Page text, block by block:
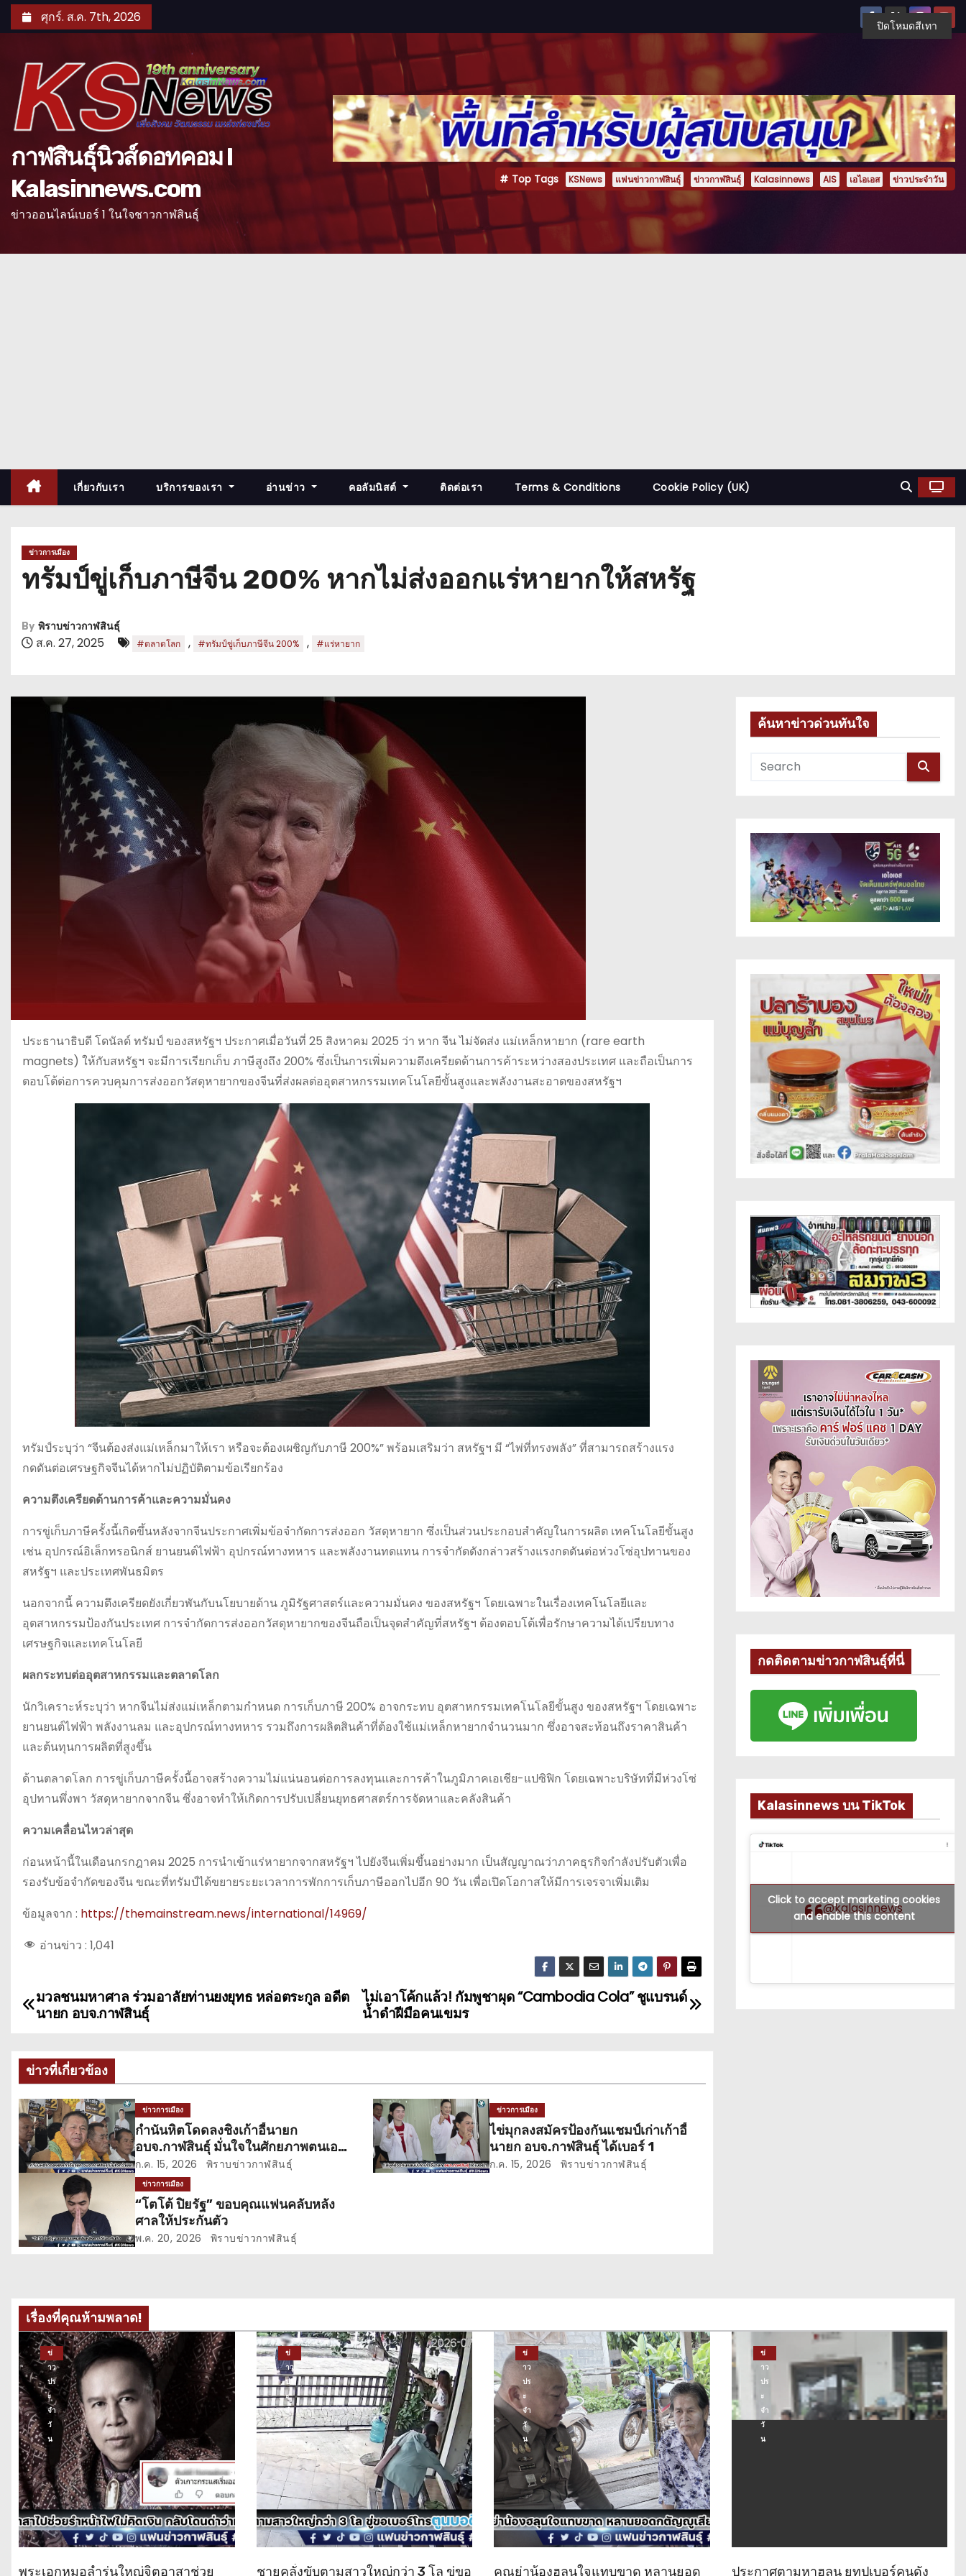
k
t
ศุกร์. ส.ค. 7th, 2026
กาฬสินธุ์นิวส์ดอทคอม l
Kalasinnews.com
ข่าวออนไลน์เบอร์ 1 ในใจชาวกาฬสินธุ์
Top Tags KSNews แฟนข่าวกาฬสินธุ์ ข่าวกาฬสินธุ์ Kalasinnews AIS เอไอเอส ข่าวประจำวัน
เกี่ยวกับเรา บริการของเรา อ่านข่าว คอลัมนิสต์ ติดต่อเรา Terms & Conditions Cookie Policy (UK)
ข่าวการเมือง
ทรัมป์ขู่เก็บภาษีจีน 200% หากไม่ส่งออกแร่หายากให้สหรัฐ
By พิราบข่าวกาฬสินธุ์
ส.ค. 27, 2025 #ตลาดโลก , #ทรัมป์ขู่เก็บภาษีจีน 200% , #แร่หายาก
ประธานาธิบดี โดนัลด์ ทรัมป์ ของสหรัฐฯ ประกาศเมื่อวันที่ 25 สิงหาคม 2025 ว่า หาก จีน ไม่จัดส่ง แม่เหล็กหายาก (rare earth
magnets) ให้กับสหรัฐฯ จะมีการเรียกเก็บ ภาษีสูงถึง 200% ซึ่งเป็นการเพิ่มความตึงเครียดด้านการค้าระหว่างสองประเทศ และถือเป็นการ
ตอบโต้ต่อการควบคุมการส่งออกวัสดุหายากของจีนที่ส่งผลต่ออุตสาหกรรมเทคโนโลยีขั้นสูงและพลังงานสะอาดของสหรัฐฯ
ทรัมป์ระบุว่า “จีนต้องส่งแม่เหล็กมาให้เรา หรือจะต้องเผชิญกับภาษี 200%” พร้อมเสริมว่า สหรัฐฯ มี “ไพ่ที่ทรงพลัง” ที่สามารถสร้างแรง
กดดันต่อเศรษฐกิจจีนได้หากไม่ปฏิบัติตามข้อเรียกร้อง
ความตึงเครียดด้านการค้าและความมั่นคง
การขู่เก็บภาษีครั้งนี้เกิดขึ้นหลังจากจีนประกาศเพิ่มข้อจำกัดการส่งออก วัสดุหายาก ซึ่งเป็นส่วนประกอบสำคัญในการผลิต เทคโนโลยีขั้นสูง
เช่น อุปกรณ์อิเล็กทรอนิกส์ ยานยนต์ไฟฟ้า อุปกรณ์ทางทหาร และพลังงานทดแทน การจำกัดดังกล่าวสร้างแรงกดดันต่อห่วงโซ่อุปทานของ
สหรัฐฯ และประเทศพันธมิตร
นอกจากนี้ ความตึงเครียดยังเกี่ยวพันกับนโยบายด้าน ภูมิรัฐศาสตร์และความมั่นคง ของสหรัฐฯ โดยเฉพาะในเรื่องเทคโนโลยีและ
อุตสาหกรรมป้องกันประเทศ การจำกัดการส่งออกวัสดุหายากของจีนถือเป็นจุดสำคัญที่สหรัฐฯ ต้องตอบโต้เพื่อรักษาความได้เปรียบทาง
เศรษฐกิจและเทคโนโลยี
ผลกระทบต่ออุตสาหกรรมและตลาดโลก
นักวิเคราะห์ระบุว่า หากจีนไม่ส่งแม่เหล็กตามกำหนด การเก็บภาษี 200% อาจกระทบ อุตสาหกรรมเทคโนโลยีขั้นสูง ของสหรัฐฯ โดยเฉพาะ
ยานยนต์ไฟฟ้า พลังงานลม และอุปกรณ์ทางทหาร รวมถึงการผลิตสินค้าที่ต้องใช้แม่เหล็กหายากจำนวนมาก ซึ่งอาจสะท้อนถึงราคาสินค้า
และต้นทุนการผลิตที่สูงขึ้น
ด้านตลาดโลก การขู่เก็บภาษีครั้งนี้อาจสร้างความไม่แน่นอนต่อการลงทุนและการค้าในภูมิภาคเอเชีย-แปซิฟิก โดยเฉพาะบริษัทที่มีห่วงโซ่
อุปทานพึ่งพา วัสดุหายากจากจีน ซึ่งอาจทำให้เกิดการปรับเปลี่ยนยุทธศาสตร์การจัดหาและคลังสินค้า
ความเคลื่อนไหวล่าสุด
ก่อนหน้านี้ในเดือนกรกฎาคม 2025 การนำเข้าแร่หายากจากสหรัฐฯ ไปยังจีนเพิ่มขึ้นอย่างมาก เป็นสัญญาณว่าภาคธุรกิจกำลังปรับตัวเพื่อ
รองรับข้อจำกัดของจีน ขณะที่ทรัมป์ได้ขยายระยะเวลาการพักการเก็บภาษีออกไปอีก 90 วัน เพื่อเปิดโอกาสให้มีการเจรจาเพิ่มเติม
ข้อมูลจาก : https://themainstream.news/international/14969/
อ่านข่าว : 1,041
แ
ะ
แ
น
ว
เ
อ
ไม่เอาโค้กแล้ว! กัมพูชาผุด “Cambodia Cola” ชูแบรนด์
น้ำดำฝีมือคนเขมร
มวลชนมหาศาล ร่วมอาลัยท่านยงยุทธ หล่อตระกูล อดีต
นายก อบจ.กาฬสินธุ์
ข่าวที่เกี่ยวข้อง
ข่าวการเมือง
กำนันหิตโดดลงชิงเก้าอี้นายก
อบจ.กาฬสินธุ์ มั่นใจในศักยภาพตนเอง
และพวก
ก.ค. 15, 2026 พิราบข่าวกาฬสินธุ์
ข่าวการเมือง
ไข่มุกลงสมัครป้องกันแชมป์เก่าเก้าอี้
นายก อบจ.กาฬสินธุ์ ได้เบอร์ 1
ก.ค. 15, 2026 พิราบข่าวกาฬสินธุ์
ข่าวการเมือง
“โตโต้ ปิยรัฐ” ขอบคุณแฟนคลับหลัง
ศาลให้ประกันตัว
พ.ค. 20, 2026 พิราบข่าวกาฬสินธุ์
ค้นหาข่าวด่วนทันใจ
กดติดตามข่าวกาฬสินธุ์ที่นี่
Kalasinnews บน TikTok
@kalasinnews
Click to accept marketing cookies
and enable this content
เรื่องที่คุณห้ามพลาด!
ข่
าว
ปร
ะ
จำ
วั
น
พระเอกหมอลำรุ่นใหญ่จิตอาสาช่วย
ข่
าว
ปร
ะ
จำ
วั
ชายคลั่งขับตามสาวใหญ่กว่า 3 โล ขู่ขอ
ข่
าว
ปร
ะ
จำ
วั
น
คุณย่าน้องฮลุนใจแทบขาด หลานยอด
ข่
าว
ปร
ะ
จำ
วั
น
ประกาศตามหาฮลุน ยูทูปเบอร์คนดัง
ปิดโหมดสีเทา